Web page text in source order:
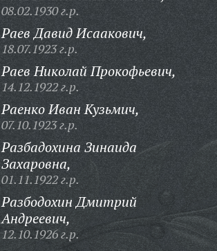
08.02.1930 г.р.
Раев Давид Исаакович,
18.07.1923 г.р.
Раев Николай Прокофьевич,
14.12.1922 г.р.
Раенко Иван Кузьмич,
07.10.1923 г.р.
Разбадохина Зинаида
Захаровна,
01.11.1922 г.р.
Разбодохин Дмитрий
Андреевич,
12.10.1926 г.р.